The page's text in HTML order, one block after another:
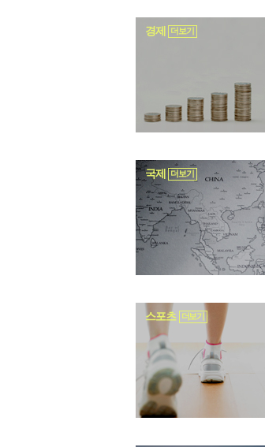
경제 더보기
국제 더보기
스포츠 더보기